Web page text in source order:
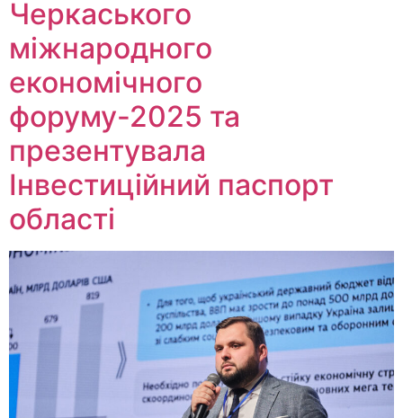
Черкаського
міжнародного
економічного
форуму-2025 та
презентувала
Інвестиційний паспорт
області